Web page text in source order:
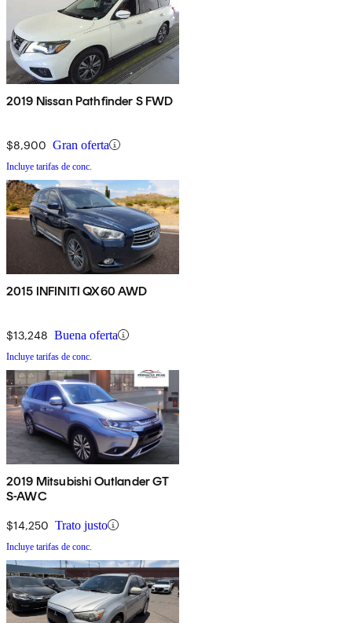
2019 Nissan Pathfinder S FWD
$8,900 Gran oferta
Incluye tarifas de conc.
2015 INFINITI QX60 AWD
$13,248 Buena oferta
Incluye tarifas de conc.
2019 Mitsubishi Outlander GT
S-AWC
$14,250 Trato justo
Incluye tarifas de conc.